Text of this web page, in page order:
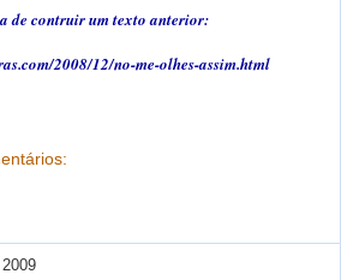
de contruir um texto anterior:
2008/12/no-me-olhes-assim.html